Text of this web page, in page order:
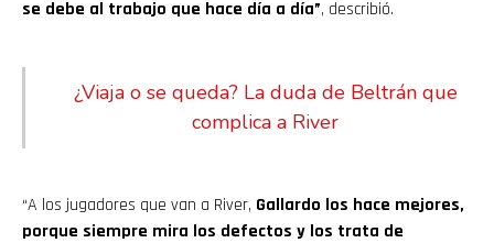
se debe al trabajo que hace día a día”, describió.
¿Viaja o se queda? La duda de Beltrán que
complica a River
“A los jugadores que van a River, Gallardo los hace mejores,
porque siempre mira los defectos y los trata de